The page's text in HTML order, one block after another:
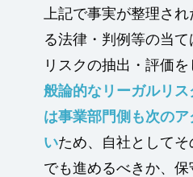
上記で事実が整理さ
る法律・判例等の当
リスクの抽出・評価を
般論的なリーガルリ
は事業部門側も次の
いため、自社として
でも進めるべきか、